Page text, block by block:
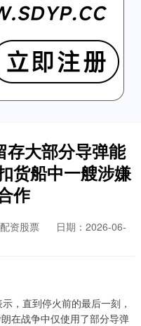
存大部分导弹能
货船中一艘涉嫌
作
资股票
日期：2026-06-
，直到停火前的最后一刻，
在战争中仅使用了部分导弹